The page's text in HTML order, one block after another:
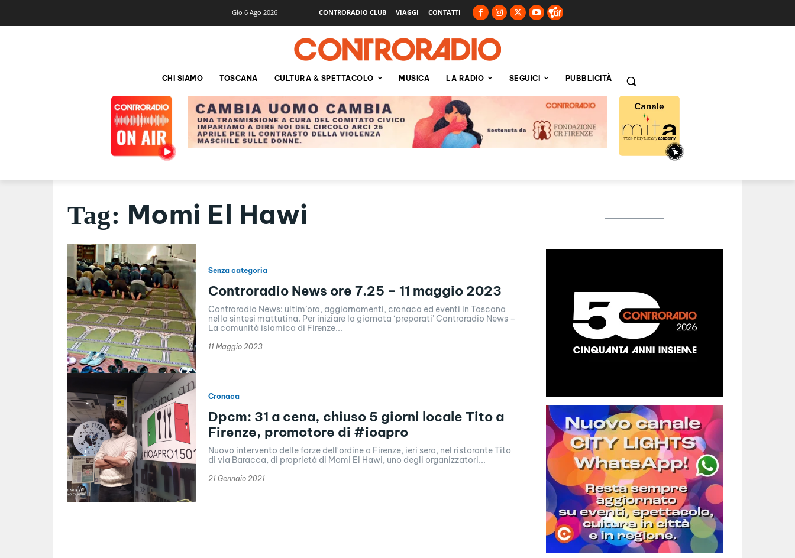
Gio 6 Ago 2026 CONTRORADIO CLUB VIAGGI CONTATTI
CHI SIAMO TOSCANA CULTURA & SPETTACOLO MUSICA LA RADIO SEGUICI PUBBLICITÀ
Tag: Momi El Hawi
Senza categoria
Controradio News ore 7.25 – 11 maggio 2023
Controradio News: ultim’ora, aggiornamenti, cronaca ed eventi in Toscana
nella sintesi mattutina. Per iniziare la giornata ‘preparati’ Controradio News –
La comunità islamica di Firenze...
11 Maggio 2023
Cronaca
Dpcm: 31 a cena, chiuso 5 giorni locale Tito a
Firenze, promotore di #ioapro
Nuovo intervento delle forze dell'ordine a Firenze, ieri sera, nel ristorante Tito
di via Baracca, di proprietà di Momi El Hawi, uno degli organizzatori...
21 Gennaio 2021